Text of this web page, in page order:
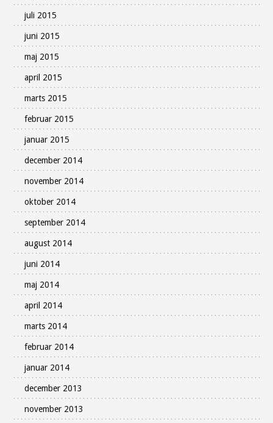
juli 2015
juni 2015
maj 2015
april 2015
marts 2015
februar 2015
januar 2015
december 2014
november 2014
oktober 2014
september 2014
august 2014
juni 2014
maj 2014
april 2014
marts 2014
februar 2014
januar 2014
december 2013
november 2013